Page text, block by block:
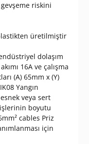
riskini
üretilmiştir
dolaşım
16A ve çalışma
(A) 65mm x (Y)
Yangın
veya sert
boyutu
cables Priz
için